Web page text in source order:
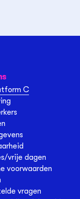
C
vrije dagen
voorwaarden
vragen